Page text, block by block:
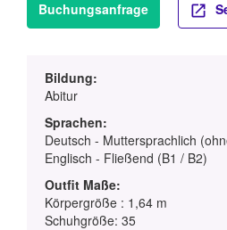
Buchungsanfrage
Bildung:
Abitur
Sprachen:
Deutsch - Muttersprachlich
Englisch - Fließend (B1 / B2)
Outfit Maße:
Körpergröße : 1,64 m
Schuhgröße: 35